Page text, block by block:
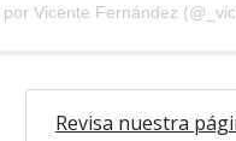
Vicente Fernández
Revisa nuestra